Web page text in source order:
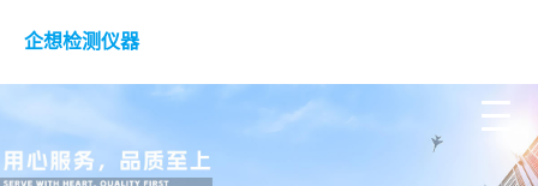
企想检测仪器